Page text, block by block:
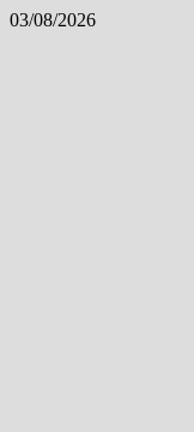
Skip
03/08/2026